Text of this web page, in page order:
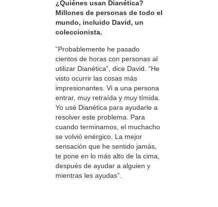
¿Quiénes usan Dianética?
Millones de personas de todo el
mundo, incluido David, un
coleccionista.
“Probablemente he pasado
cientos de horas con personas al
utilizar Dianética”, dice David. “He
visto ocurrir las cosas más
impresionantes. Vi a una persona
entrar, muy retraída y muy tímida.
Yo usé Dianética para ayudarle a
resolver este problema. Para
cuando terminamos, el muchacho
se volvió enérgico. La mejor
sensación que he sentido jamás,
te pone en lo más alto de la cima,
después de ayudar a alguien y
mientras les ayudas”.